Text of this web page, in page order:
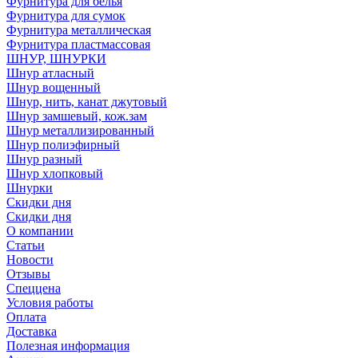
Фурнитура для сумок
Фурнитура металлическая
Фурнитура пластмассовая
ШНУР, ШНУРКИ
Шнур атласный
Шнур вощенный
Шнур, нить, канат джутовый
Шнур замшевый, кож.зам
Шнур металлизированный
Шнур полиэфирный
Шнур разный
Шнур хлопковый
Шнурки
Скидки дня
Скидки дня
О компании
Статьи
Новости
Отзывы
Спеццена
Условия работы
Оплата
Доставка
Полезная информация